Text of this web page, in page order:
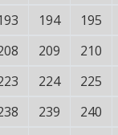
194 195
209 210
224 225
239 240